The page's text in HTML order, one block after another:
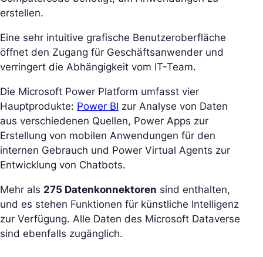
erstellen.
Eine sehr intuitive grafische Benutzeroberfläche
öffnet den Zugang für Geschäftsanwender und
verringert die Abhängigkeit vom IT-Team.
Die Microsoft Power Platform umfasst vier
Hauptprodukte: Power BI zur Analyse von Daten
aus verschiedenen Quellen, Power Apps zur
Erstellung von mobilen Anwendungen für den
internen Gebrauch und Power Virtual Agents zur
Entwicklung von Chatbots.
Mehr als 275 Datenkonnektoren sind enthalten,
und es stehen Funktionen für künstliche Intelligenz
zur Verfügung. Alle Daten des Microsoft Dataverse
sind ebenfalls zugänglich.